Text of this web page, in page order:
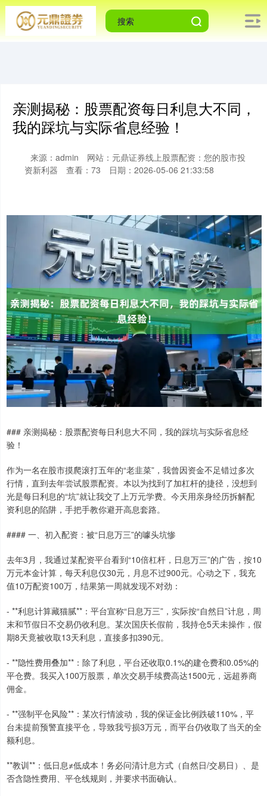
亲测揭秘：股票配资每日利息大不同，
我的踩坑与实际省息经验！
来源：admin
网站：元鼎证券线上股票配资：您的股市投
资新利器
查看：73 日期：2026-05-06 21:33:58
### 亲测揭秘：股票配资每日利息大不同，我的踩坑与实际省息经
验！
作为一名在股市摸爬滚打五年的“老韭菜”，我曾因资金不足错过多次
行情，直到去年尝试股票配资。本以为找到了加杠杆的捷径，没想到
光是每日利息的“坑”就让我交了上万元学费。今天用亲身经历拆解配
资利息的陷阱，手把手教你避开高息套路。
#### 一、初入配资：被“日息万三”的噱头坑惨
去年3月，我通过某配资平台看到“10倍杠杆，日息万三”的广告，按10
万元本金计算，每天利息仅30元，月息不过900元。心动之下，我充
值10万配资100万，结果第一周就发现不对劲：
- **利息计算藏猫腻**：平台宣称“日息万三”，实际按“自然日”计息，周
末和节假日不交易仍收利息。某次国庆长假前，我持仓5天未操作，假
期8天竟被收取13天利息，直接多扣390元。
- **隐性费用叠加**：除了利息，平台还收取0.1%的建仓费和0.05%的
平仓费。我买入100万股票，单次交易手续费高达1500元，远超券商
佣金。
- **强制平仓风险**：某次行情波动，我的保证金比例跌破110%，平
台未提前预警直接平仓，导致我亏损3万元，而平台仍收取了当天的全
额利息。
**教训**：低日息≠低成本！务必问清计息方式（自然日/交易日）、是
否含隐性费用、平仓线规则，并要求书面确认。